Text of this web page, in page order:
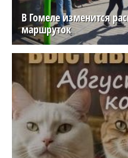
В Гомеле изменится
маршруток